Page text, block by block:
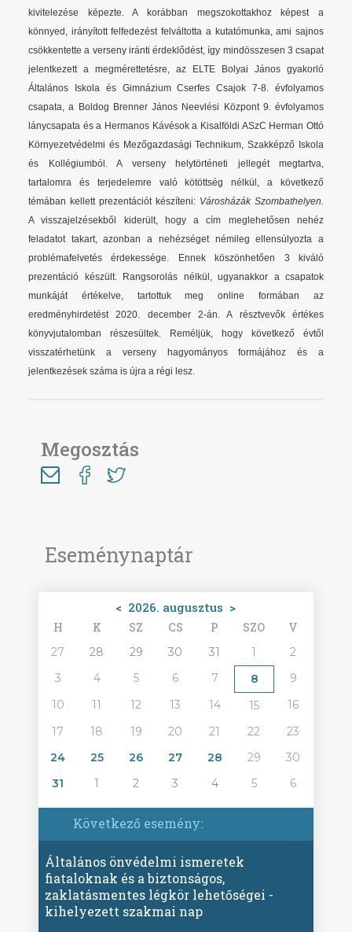
Eseménynaptár
< 2026. augusztus >
H K SZ CS P SZO V
27 28 29 30 31 1
2
3
4 5 6 7 8
9
10
11 12 13 14 15
16
17
18 19 20 21 22
23
24
25 26 27 28 29
30
31
1 2 3 4 5 6
Következő esemény:
Általános önvédelmi ismeretek
fiataloknak és a biztonságos,
zaklatásmentes légkör lehetőségei -
kihelyezett szakmai nap
kivitelezése képezte. A korábban megszokottakhoz képest a
könnyed, irányított felfedezést felváltotta a kutatómunka, ami sajnos
csökkentette a verseny iránti érdeklődést, így mindösszesen 3 csapat
jelentkezett a megmérettetésre, az ELTE Bolyai János gyakorló
Általános Iskola és Gimnázium Cserfes Csajok 7-8. évfolyamos
csapata, a Boldog Brenner János Neevlési Központ 9. évfolyamos
lánycsapata és a Hermanos Kávésok a Kisalföldi ASzC Herman Ottó
Környezetvédelmi és Mezőgazdasági Technikum, Szakképző Iskola
és Kollégiumból . A verseny helytörténeti jellegét megtartva,
tartalomra és terjedelemre való kötöttség nélkül, a következő
témában kellett prezentációt készíteni: Városházák Szombathelyen.
A visszajelzésekből kiderült, hogy a cím meglehetősen nehéz
feladatot takart, azonban a nehézséget némileg ellensúlyozta a
problémafelvetés érdekessége. Ennek köszönhetően 3 kiváló
prezentáció készült. Rangsorolás nélkül, ugyanakkor a csapatok
munkáját értékelve, tartottuk meg online formában az
eredményhirdetést 2020. december 2-án. A résztvevők értékes
könyvjutalomban részesültek. Reméljük, hogy következő évtől
visszatérhetünk a verseny hagyományos formájához és a
jelentkezések száma is újra a régi lesz.
Megosztás